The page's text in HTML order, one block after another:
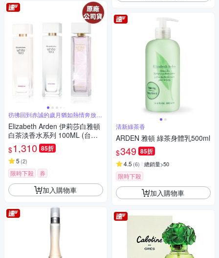
彷彿回到赤誠的歲月猶如熱情奔放的
記憶
Elizabeth Arden 伊莉莎白雅頓
白茶淡香水系列 100ML (台灣
專櫃貨-多款任選)
$1,310 85折
5 (2)
限時下殺 券
加入購物車
清新綠茶香
ARDEN 雅頓 綠茶身體乳500ml
$349 85折
4.5 (6) 總銷量>50
限時下殺
加入購物車